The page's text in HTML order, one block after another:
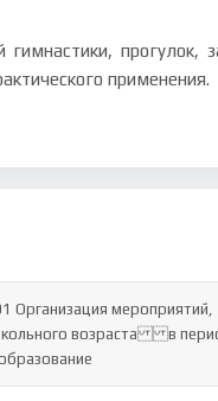
применения.
мероприятий,
возрастав